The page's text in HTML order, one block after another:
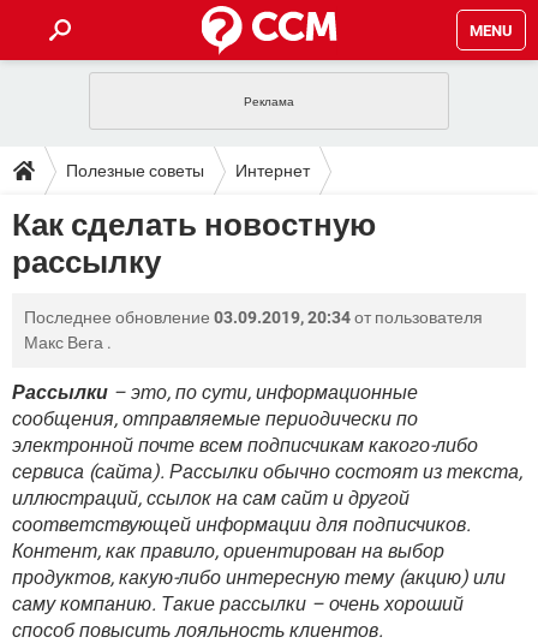
MENU
INSTAGRAM FACEBOOK
ИГРЫ WINDOWS 10
ВКОНТАКТЕ
ПОЛЕЗНЫЕ СОВЕТЫ
TIKTOK TELEGRAM
WHATSAPP INSTAGRAM
WINDOWS 10 ВКОНТАКТЕ
YANDEX
ЗАГРУЗКИ
TIKTOK
FACEBOOK
WINDOWS 10 ВКОНТАКТЕ
ВИДЕО GOOGLE
YANDEX
ФОРУМ
TIKTOK TELEGRAM
FACEBOOK ИГРЫ
WINDOWS 10 ВКОНТАКТЕ
ВИДЕО
YANDEX
ЭНЦИКЛОПЕДИЯ
TIKTOK TELEGRAM
WHATSAPP INSTAGRAM
FACEBOOK ИГРЫ
WINDOWS 10 ВКОНТАКТЕ
ВИДЕО GOOGLE
YANDEX
Полезные советы Интернет
Как сделать новостную
рассылку
Последнее обновление 03.09.2019, 20:34от пользователя
Макс Вега .
Рассылки – это, по сути, информационные
сообщения, отправляемые периодически по
электронной почте всем подписчикам какого-либо
сервиса (сайта). Рассылки обычно состоят из текста,
иллюстраций, ссылок на сам сайт и другой
соответствующей информации для подписчиков.
Контент, как правило, ориентирован на выбор
продуктов, какую-либо интересную тему (акцию) или
саму компанию. Такие рассылки – очень хороший
способ повысить лояльность клиентов.